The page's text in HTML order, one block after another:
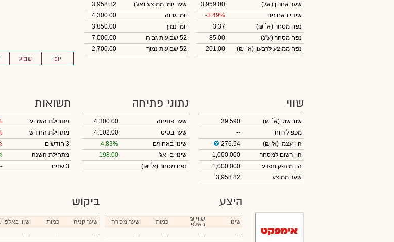
יום שבוע
שער אחרון (אג')
3,959.00
שינוי באחוזים
-3.49%
נפח מסחר (א` ₪)
3.37
נפח מסחר (ע"נ)
85.00
נפח ממוצע לרבעון (א` ₪)
201.00
שער יומי ממוצע (אג')
3,958.82
יומי גבוה
4,300.00
יומי נמוך
3,850.00
52 שבועות גבוה
7,000.00
52 שבועות נמוך
2,700.00
שווי
שווי שוק (א` ₪)
39,590
מכפיל רווח
--
הון עצמי (א' ₪)
276.54
הון רשום למסחר
1,000,000
הון מונפק ונפרע
1,000,000
שער ממוצע
3,958.82
נתוני פתיחה
שער פתיחה
4,300.00
שער בסיס
4,102.00
שינוי באחוזים
4.83%
שינוי ב- אג'
198.00
נפח מסחר (א` ₪)
תשואות
מתחילת השבוע
מתחילת החודש
3 חודשים
מתחילת השנה
3 שנים
היצע
שינוי ₪ שווי
באלפי כמות
שער מכירה
--
--
--
--
ביקוש
שער קניה כמות ₪ שווי באלפי
--
--
--